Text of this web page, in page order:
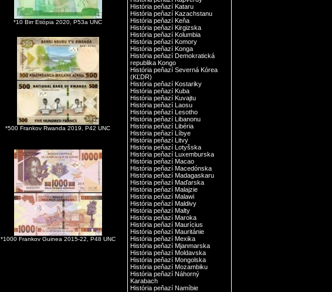
*10 Birr Etiópia 2020, P53a UNC
*500 Frankov Rwanda 2019, P42 UNC
*1000 Frankov Guinea 2015-22, P48 UNC
História peňazí Kataru
História peňazí Kazachstanu
História peňazí Keňa
História peňazí Kirgizska
História peňazí Kolumbia
História peňazí Komory
História peňazí Konga
História peňazí Demokratická
republika Kongo
História peňazí Severná Kórea
(KĽDR)
História peňazí Kostariky
História peňazí Kuba
História peňazí Kuvajtu
História peňazí Laosu
História peňazí Lesotho
História peňazí Libanonu
História peňazí Libéria
História peňazí Líbye
História peňazí Litvy
História peňazí Lotyšska
História peňazí Luxemburska
História peňazí Macao
História peňazí Macedónska
História peňazí Madagaskaru
História peňazí Maďarska
História peňazí Malajzie
História peňazí Malawi
História peňazí Maldivy
História peňazí Malty
História peňazí Maroka
História peňazí Maurícius
História peňazí Mauritánie
História peňazí Mexika
História peňazí Mjanmarska
História peňazí Moldavska
História peňazí Mongolska
História peňazí Mozambiku
História peňazí Náhorný
Karabach
História peňazí Namíbie